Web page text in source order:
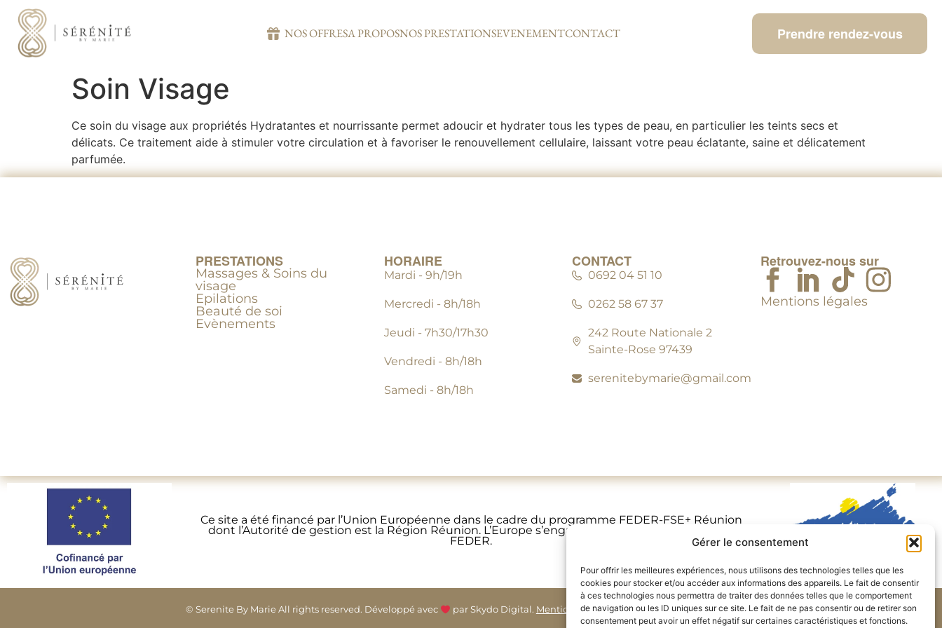
Gérer le consentement
Pour offrir les meilleures expériences, nous utilisons des technologies telles que les
cookies pour stocker et/ou accéder aux informations des appareils. Le fait de consentir
à ces technologies nous permettra de traiter des données telles que le comportement
de navigation ou les ID uniques sur ce site. Le fait de ne pas consentir ou de retirer son
consentement peut avoir un effet négatif sur certaines caractéristiques et fonctions.
NOS OFFRESA PROPOSNOS PRESTATIONSEVENEMENTCONTACT Prendre rendez-vous
Soin Visage
Ce soin du visage aux propriétés Hydratantes et nourrissante permet adoucir et hydrater tous les types de peau, en particulier les teints secs et
délicats. Ce traitement aide à stimuler votre circulation et à favoriser le renouvellement cellulaire, laissant votre peau éclatante, saine et délicatement
parfumée.
PRESTATIONS
Massages & Soins du
visage
Epilations
Beauté de soi
Evènements
HORAIRE
Mardi - 9h/19h
Mercredi - 8h/18h
Jeudi - 7h30/17h30
Vendredi - 8h/18h
Samedi - 8h/18h
CONTACT
0692 04 51 10
0262 58 67 37
242 Route Nationale 2
Sainte-Rose 97439
serenitebymarie@gmail.com
Retrouvez-nous sur
Mentions légales
Ce site a été financé par l’Union Européenne dans le cadre du programme FEDER-FSE+ Réunion
dont l’Autorité de gestion est la Région Réunion. L’Europe s’engage à la Réunion avec le fonds
FEDER.
© Serenite By Marie All rights reserved. Développé avec par Skydo Digital. Mentions légales&Politique de confidentialités.